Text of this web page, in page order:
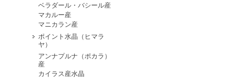
ベラダール・バシール産
マカルー産
マニカラン産
ポイント水晶（ヒマラ
ヤ）
アンナプルナ（ポカラ）
産
カイラス産水晶